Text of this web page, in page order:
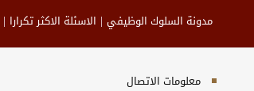
مدونة السلوك الوظيفي الاسئلة الاكثر تكرارا
معلومات الاتصال